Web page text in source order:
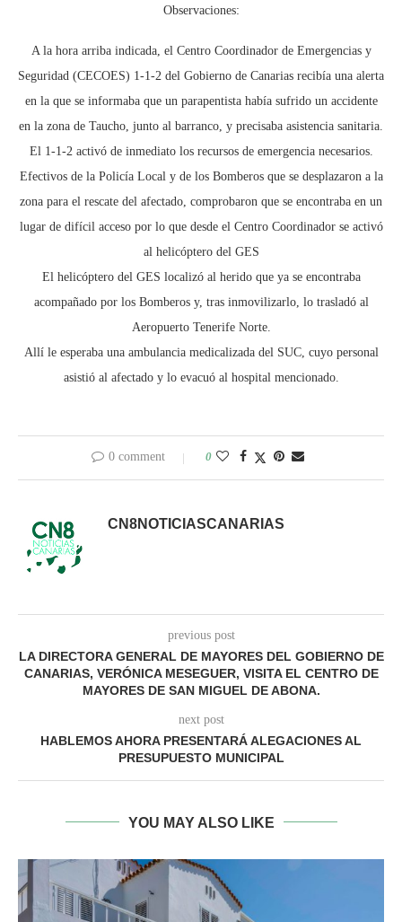
Observaciones:
A la hora arriba indicada, el Centro Coordinador de Emergencias y
Seguridad (CECOES) 1-1-2 del Gobierno de Canarias recibía una alerta
en la que se informaba que un parapentista había sufrido un accidente
en la zona de Taucho, junto al barranco, y precisaba asistencia sanitaria.
El 1-1-2 activó de inmediato los recursos de emergencia necesarios.
Efectivos de la Policía Local y de los Bomberos que se desplazaron a la
zona para el rescate del afectado, comprobaron que se encontraba en un
lugar de difícil acceso por lo que desde el Centro Coordinador se activó
al helicóptero del GES
El helicóptero del GES localizó al herido que ya se encontraba
acompañado por los Bomberos y, tras inmovilizarlo, lo trasladó al
Aeropuerto Tenerife Norte.
Allí le esperaba una ambulancia medicalizada del SUC, cuyo personal
asistió al afectado y lo evacuó al hospital mencionado.
0 comment 0
CN8NOTICIASCANARIAS
previous post
LA DIRECTORA GENERAL DE MAYORES DEL GOBIERNO DE
CANARIAS, VERÓNICA MESEGUER, VISITA EL CENTRO DE
MAYORES DE SAN MIGUEL DE ABONA.
next post
HABLEMOS AHORA PRESENTARÁ ALEGACIONES AL
PRESUPUESTO MUNICIPAL
YOU MAY ALSO LIKE